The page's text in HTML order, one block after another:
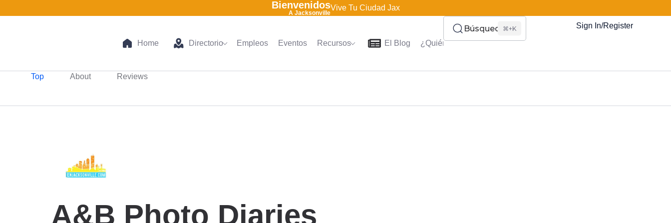
Bienvenidos
A Jacksonville
Vive Tu Ciudad Jax
Home Directorio Empleos Eventos Recursos El Blog ¿Quiénes Somos?
Búsqueda⌘+K Sign In/Register
Top About Reviews
A&B Photo Diaries